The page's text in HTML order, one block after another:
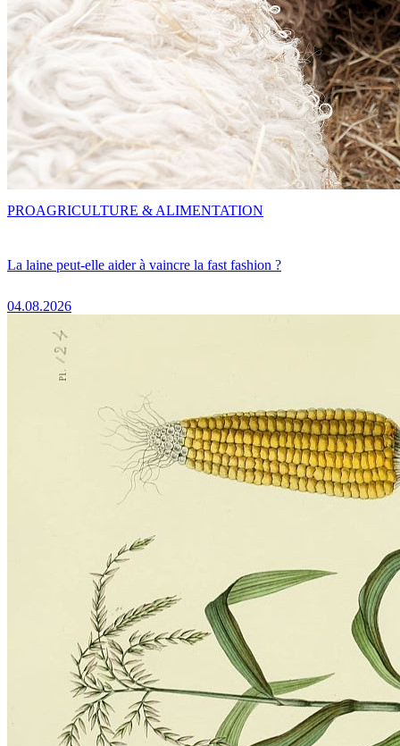
La laine peut-elle aider à vaincre la fast fashion ?
04.08.2026
PROAGRICULTURE & ALIMENTATION